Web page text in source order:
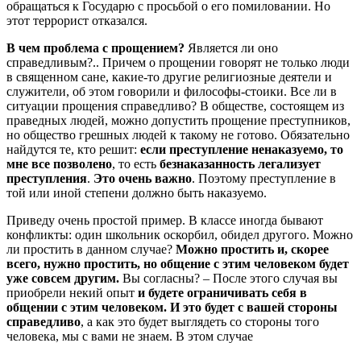
обращаться к Государю с просьбой о его помиловании. Но
этот террорист отказался.
В чем проблема с прощением? Является ли оно
справедливым?.. Причем о прощении говорят не только люди
в священном сане, какие-то другие религиозные деятели и
служители, об этом говорили и философы-стоики. Все ли в
ситуации прощения справедливо? В обществе, состоящем из
праведных людей, можно допустить прощение преступников,
но общество грешных людей к такому не готово. Обязательно
найдутся те, кто решит: если преступление ненаказуемо, то
мне все позволено, то есть безнаказанность легализует
преступления. Это очень важно. Поэтому преступление в
той или иной степени должно быть наказуемо.
Приведу очень простой пример. В классе иногда бывают
конфликты: один школьник оскорбил, обидел другого. Можно
ли простить в данном случае? Можно простить и, скорее
всего, нужно простить, но общение с этим человеком будет
уже совсем другим. Вы согласны? – После этого случая вы
приобрели некий опыт и будете ограничивать себя в
общении с этим человеком. И это будет с вашей стороны
справедливо, а как это будет выглядеть со стороны того
человека, мы с вами не знаем. В этом случае